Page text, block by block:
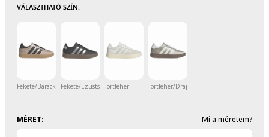
VÁLASZTHATÓ SZÍN:
Fekete/Barackszín/Rózsaarany
Fekete/EzüstszínTörtfehér Törtfehér/Drapp
MÉRET: Mi a méretem?